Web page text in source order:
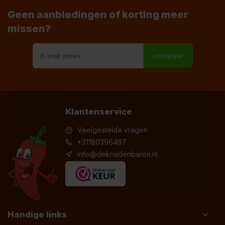
Geen aanbiedingen of korting meer
missen?
Abonneer
Klantenservice
Veelgestelde vragen
+31180396467
info@dekruidenbaron.nl
Handige links